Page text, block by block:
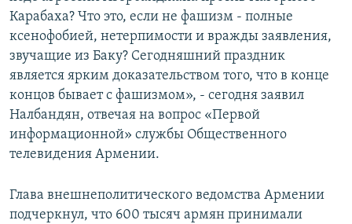
Карабаха? Что это, если не фашизм - полные
ксенофобией, нетерпимости и вражды заявления,
звучащие из Баку? Сегодняшний праздник
является ярким доказательством того, что в конце
концов бывает с фашизмом», - сегодня заявил
Налбандян, отвечая на вопрос «Первой
информационной» службы Общественного
телевидения Армении.
Глава внешнеполитического ведомства Армении
подчеркнул, что 600 тысяч армян принимали